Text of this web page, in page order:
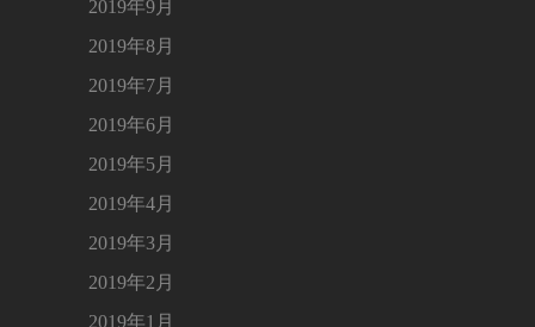
2019年9月
2019年8月
2019年7月
2019年6月
2019年5月
2019年4月
2019年3月
2019年2月
2019年1月